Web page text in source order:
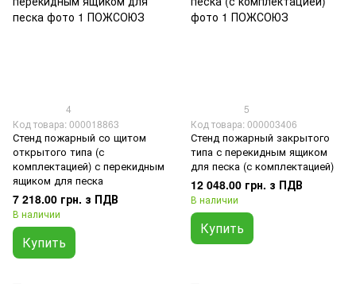
4
Код товара: 000018863
Стенд пожарный со щитом
открытого типа (с
комплектацией) с перекидным
ящиком для песка
7 218.00 грн. з ПДВ
В наличии
Купить
5
Код товара: 000003406
Стенд пожарный закрытого
типа с перекидным ящиком
для песка (с комплектацией)
12 048.00 грн. з ПДВ
В наличии
Купить